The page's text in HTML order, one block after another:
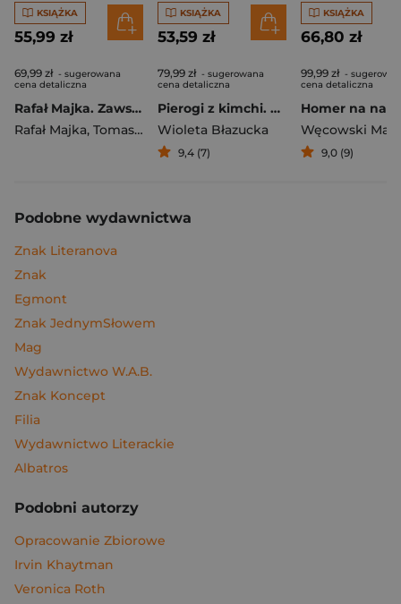
KSIĄŻKA
55,99 zł
69,99 zł - sugerowana
cena detaliczna
Rafał Majka. Zawsze z przodu. Rozmawia Tomasz Kalemba - książka z autografem
Rafał Majka, Tomasz Kalemba
KSIĄŻKA
53,59 zł
79,99 zł - sugerowana
cena detaliczna
Pierogi z kimchi. Moje ulubione azjatyckie przepisy
Wioleta Błazucka
9,4 (7)
KSIĄŻKA
66,80 zł
99,99 zł -
cena detaliczna
Węcowski
9,0 (9)
Podobne wydawnictwa
Znak Literanova
Znak
Egmont
Znak JednymSłowem
Mag
Wydawnictwo W.A.B.
Znak Koncept
Filia
Wydawnictwo Literackie
Albatros
Podobni autorzy
Opracowanie Zbiorowe
Irvin Khaytman
Veronica Roth